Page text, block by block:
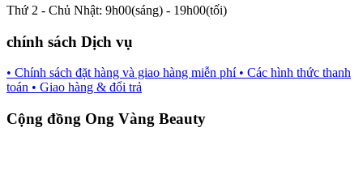
Thứ 2 - Chủ Nhật: 9h00(sáng) - 19h00(tối)
chính sách Dịch vụ
• Chính sách đặt hàng và giao hàng miễn phí • Các hình thức thanh
toán • Giao hàng & đổi trả
Cộng đồng Ong Vàng Beauty